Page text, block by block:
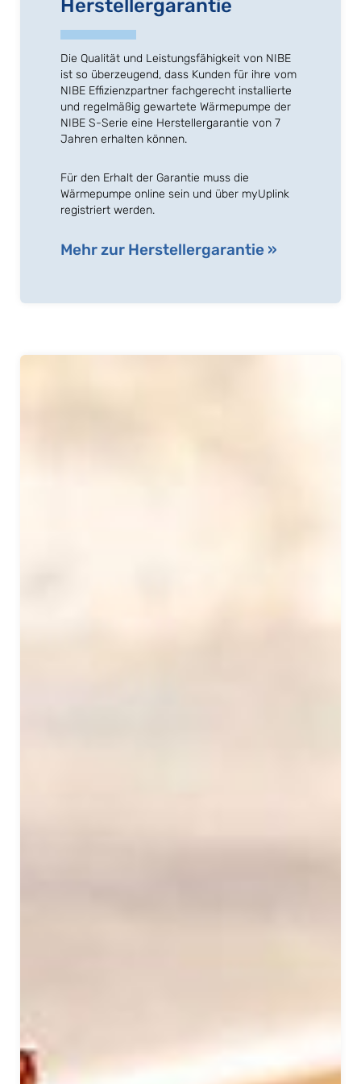
Herstellergarantie
Die Qualität und Leistungsfähigkeit von NIBE
ist so überzeugend, dass Kunden für ihre vom
NIBE Effizienzpartner fachgerecht installierte
und regelmäßig gewartete Wärmepumpe der
NIBE S-Serie eine Herstellergarantie von 7
Jahren erhalten können.
Für den Erhalt der Garantie muss die
Wärmepumpe online sein und über myUplink
registriert werden.
Mehr zur Herstellergarantie »